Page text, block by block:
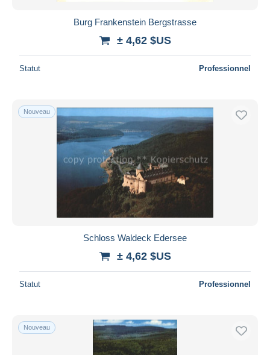
Burg Frankenstein Bergstrasse
± 4,62 $US
Statut Professionnel
Nouveau
Schloss Waldeck Edersee
± 4,62 $US
Statut Professionnel
Nouveau